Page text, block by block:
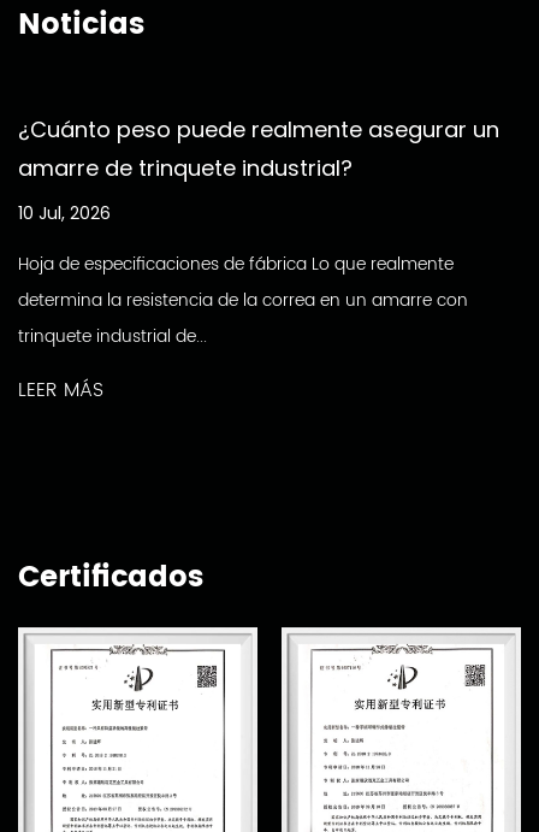
Noticias
¿Cuánto peso puede realmente asegurar un
amarre de trinquete industrial?
10 Jul, 2026
Hoja de especificaciones de fábrica Lo que realmente
determina la resistencia de la correa en un amarre con
trinquete industrial de...
LEER MÁS
Certificados